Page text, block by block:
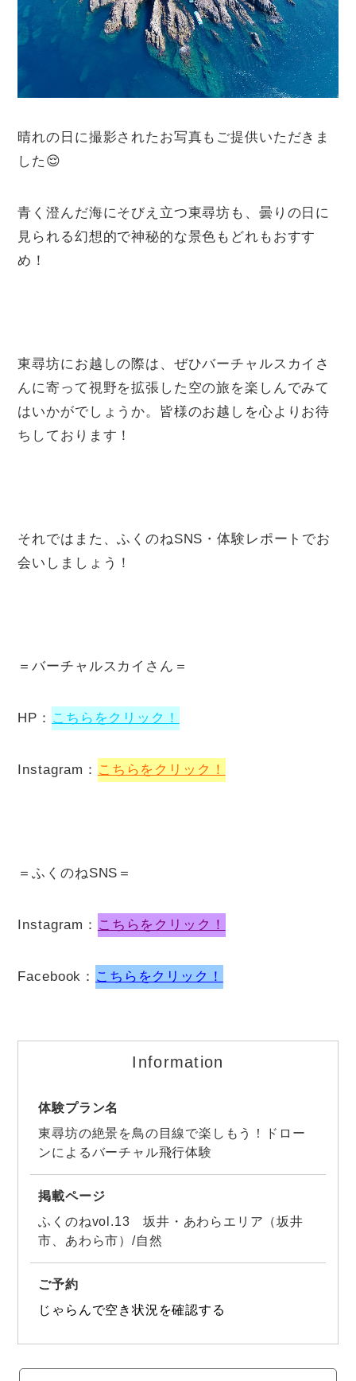
晴れの日に撮影されたお写真もご提供いただきま
した😌
青く澄んだ海にそびえ立つ東尋坊も、曇りの日に
見られる幻想的で神秘的な景色もどれもおすす
め！
東尋坊にお越しの際は、ぜひバーチャルスカイさ
んに寄って視野を拡張した空の旅を楽しんでみて
はいかがでしょうか。皆様のお越しを心よりお待
ちしております！
それではまた、ふくのねSNS・体験レポートでお
会いしましょう！
＝バーチャルスカイさん＝
HP： こちらをクリック！
Instagram： こちらをクリック！
＝ふくのねSNS＝
Instagram： こちらをクリック！
Facebook： こちらをクリック！
Information
体験プラン名
東尋坊の絶景を鳥の目線で楽しもう！ドロー
ンによるバーチャル飛行体験
掲載ページ
ふくのねvol.13 坂井・あわらエリア（坂井
市、あわら市）/自然
ご予約
じゃらんで空き状況を確認する